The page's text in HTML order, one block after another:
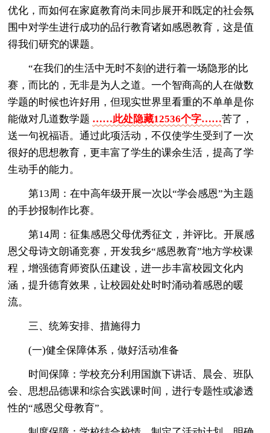
优化，而如何在家庭教育尚未同步展开和既定的社会氛
围中对学生进行成功的品行教育诸如感恩教育，这是值
得我们研究的课题。
“在我们的生活中无时不刻的进行着一场隐形的比
赛，而比的，无非是为人之道。一个智商高的人在做数
学题的时候也许好用，但现实世界里看重的不单单是你
能做对几道数学题 ……此处隐藏12536个字……苦了，
送一句祝福语。通过此项活动，不仅使学生受到了一次
很好的思想教育，更丰富了学生的课余生活，提高了学
生动手的能力。
第13周：在中高年级开展一次以“学会感恩”为主题
的手抄报制作比赛。
第14周：征集感恩父母优秀征文，并评比。开展感
恩父母诗文朗诵竞赛，开发我乡“感恩教育”地方学校课
程，增强德育师资队伍建设，进一步丰富校园文化内
涵，提升德育效果，让校园处处时时涌动着感恩的暖
流。
三、统筹安排、措施得力
(一)健全保障体系，做好活动准备
时间保障：学校充分利用国旗下讲话、晨会、班队
会、思想品德课和综合实践课时间，进行专题性或渗透
性的“感恩父母教育”。